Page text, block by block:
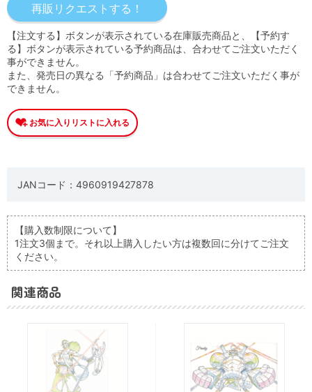
【注文する】ボタンが表示されている在庫販売商品と、【予約す
る】ボタンが表示されている予約商品は、合わせてご注文いただく
事ができません。
また、発売日の異なる「予約商品」は合わせてご注文いただく事が
できません。
JANコード：4960919427878
【購入数制限について】
1注文3個まで。それ以上購入したい方は複数回に分けてご注文
ください。
関連商品